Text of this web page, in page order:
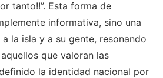
tanto!!”. Esta forma de
informativa, sino una
la isla y a su gente, resonando
que valoran las
la identidad nacional por